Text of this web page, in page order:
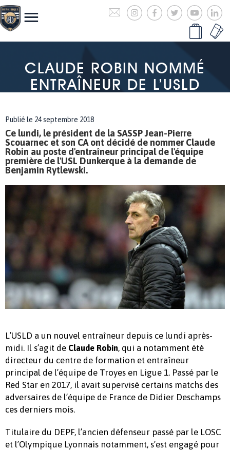
CLAUDE ROBIN NOMMÉ
ENTRAÎNEUR DE L’USLD
Publié le 24 septembre 2018
Ce lundi, le président de la SASSP Jean-Pierre
Scouarnec et son CA ont décidé de nommer Claude
Robin au poste d'entraîneur principal de l'équipe
première de l'USL Dunkerque à la demande de
Benjamin Rytlewski.
L’USLD a un nouvel entraîneur depuis ce lundi après-
midi. Il s’agit de Claude Robin, qui a notamment été
directeur du centre de formation et entraîneur
principal de l’équipe de Troyes en Ligue 1. Passé par le
Red Star en 2017, il avait supervisé certains matchs des
adversaires de l’équipe de France de Didier Deschamps
ces derniers mois.
Titulaire du DEPF, l’ancien défenseur passé par le LOSC
et l’Olympique Lyonnais notamment, s’est engagé pour